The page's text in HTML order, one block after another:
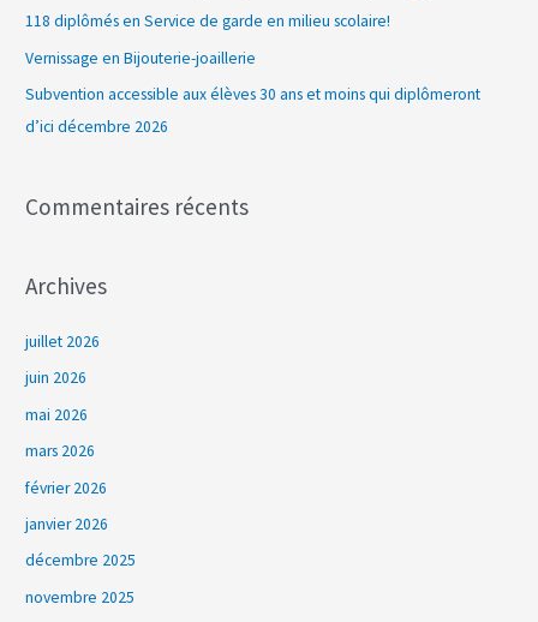
h
e
r
118 diplômés en Service de garde en milieu scolaire!
Vernissage en Bijouterie-joaillerie
Subvention accessible aux élèves 30 ans et moins qui diplômeront
d’ici décembre 2026
Commentaires récents
Archives
juillet 2026
juin 2026
mai 2026
mars 2026
février 2026
janvier 2026
décembre 2025
novembre 2025